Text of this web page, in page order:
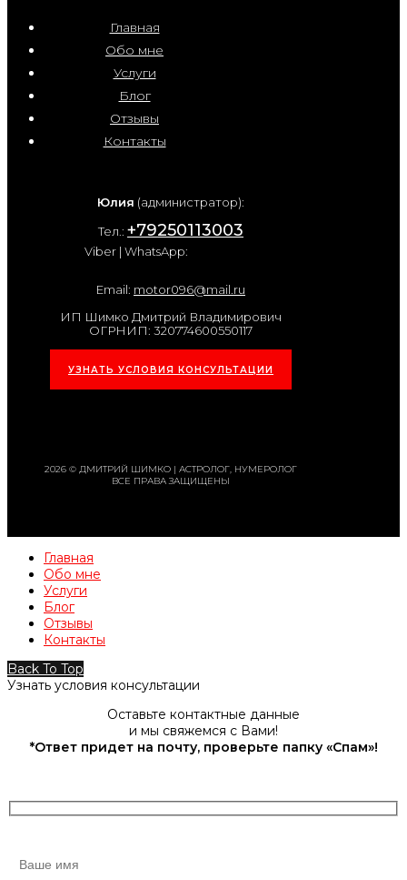
Главная
Обо мне
Услуги
Блог
Отзывы
Контакты
Юлия (администратор):
Тел.: +79250113003
Viber | WhatsApp:
Email: motor096@mail.ru
ИП Шимко Дмитрий Владимирович
ОГРНИП: 320774600550117
УЗНАТЬ УСЛОВИЯ КОНСУЛЬТАЦИИ
2026 © ДМИТРИЙ ШИМКО | АСТРОЛОГ, НУМЕРОЛОГ
ВСЕ ПРАВА ЗАЩИЩЕНЫ
Главная
Обо мне
Услуги
Блог
Отзывы
Контакты
Back To Top
Узнать условия консультации
Оставьте контактные данные
и мы свяжемся с Вами!
*Ответ придет на почту, проверьте папку «Спам»!